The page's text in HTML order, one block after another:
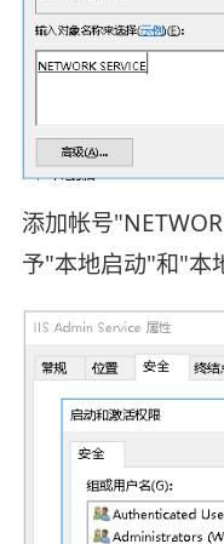
添加帐号
予"本地启动"和"本